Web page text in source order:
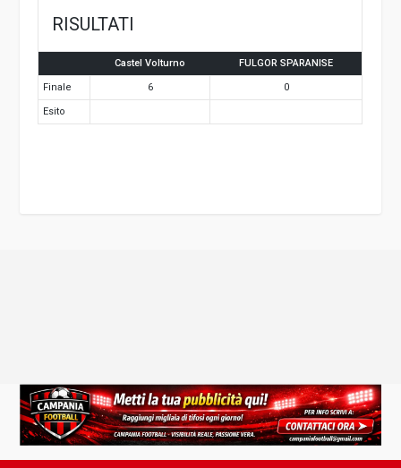
RISULTATI
Castel Volturno FULGOR SPARANISE
Finale 6 0
Esito